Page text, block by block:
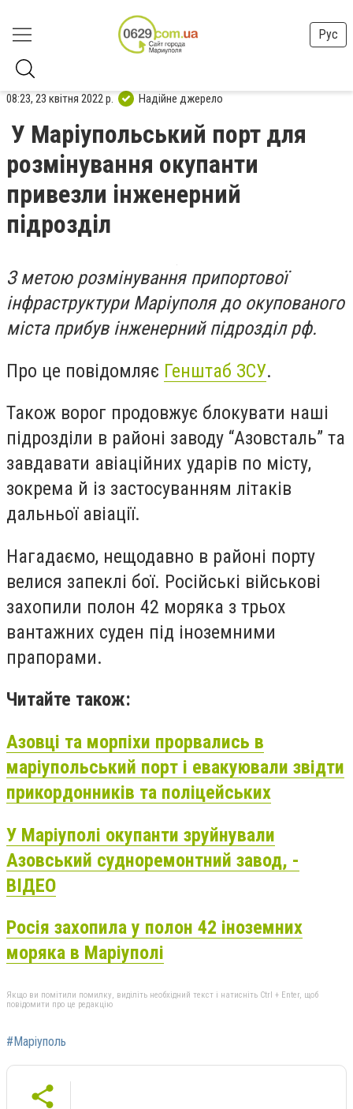
Рус
08:23, 23 квітня 2022 р. Надійне джерело
У Маріупольський порт для
розмінування окупанти
привезли інженерний
підрозділ
З метою розмінування припортової
інфраструктури Маріуполя до окупованого
міста прибув інженерний підрозділ рф.
Про це повідомляє Генштаб ЗСУ.
Також ворог продовжує блокувати наші
підрозділи в районі заводу “Азовсталь” та
завдавати авіаційних ударів по місту,
зокрема й із застосуванням літаків
дальньої авіації.
Нагадаємо, нещодавно в районі порту
велися запеклі бої. Російські військові
захопили полон 42 моряка з трьох
вантажних суден під іноземними
прапорами.
Читайте також:
Азовці та морпіхи прорвались в
маріупольський порт і евакуювали звідти
прикордонників та поліцейських
У Маріуполі окупанти зруйнували
Азовський судноремонтний завод, -
ВІДЕО
Росія захопила у полон 42 іноземних
моряка в Маріуполі
Якщо ви помітили помилку, виділіть необхідний текст і натисніть Ctrl + Enter, щоб
повідомити про це редакцію
#Маріуполь